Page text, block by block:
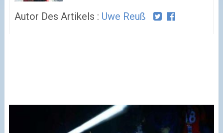
Autor Des Artikels : Uwe Reuß